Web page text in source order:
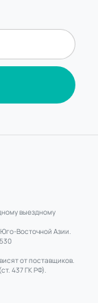
выездному
Восточной Азии.
от поставщиков.
437 ГК РФ).